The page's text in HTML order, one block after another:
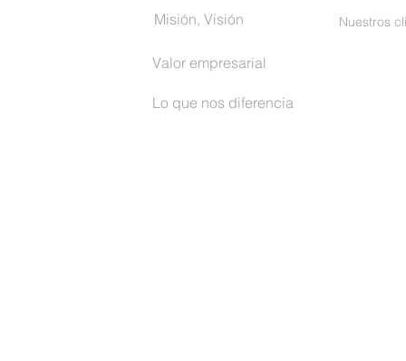
Misión, Visión
Valor empresarial
Lo que nos diferencia
Nuestros